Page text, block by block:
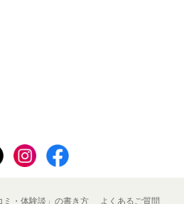
ミ・体験談」の書き方 よくあるご質問